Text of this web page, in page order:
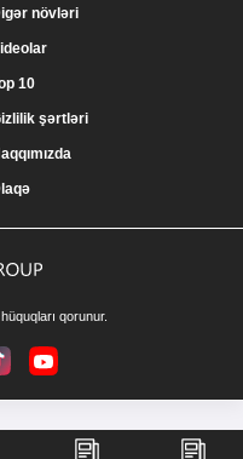
növləri
10
şərtləri
qorunur.